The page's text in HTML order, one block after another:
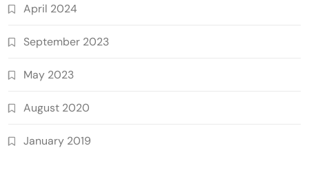
April 2024
September 2023
May 2023
August 2020
January 2019